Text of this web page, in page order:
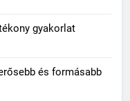
gyakorlat
és formásabb